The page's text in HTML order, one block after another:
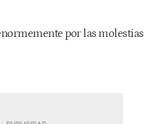
por las molestias